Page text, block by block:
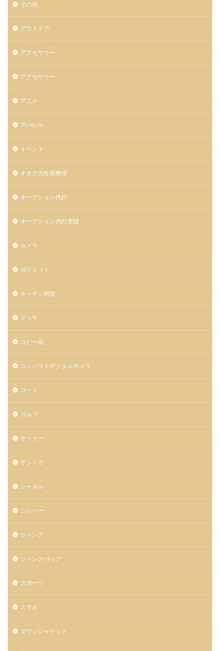
その他
アウトドア
アクセサリー
アクセサリー
アニメ
アパレル
イベント
オタクの生前整理
オークション代行
オークション代行実績
カメラ
ガジェット
キッチン雑貨
グッチ
コピー品
コンパクトデジタルカメラ
コート
ゴルフ
サッカー
サントラ
シャネル
シルバー
ジャンク
ジャンクバッグ
スポーツ
スマホ
ダウンジャケット